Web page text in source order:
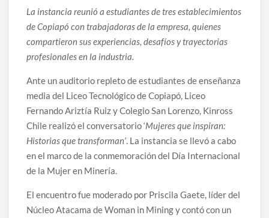
La instancia reunió a estudiantes de tres establecimientos
de Copiapó con trabajadoras de la empresa, quienes
compartieron sus experiencias, desafíos y trayectorias
profesionales en la industria.
Ante un auditorio repleto de estudiantes de enseñanza
media del Liceo Tecnológico de Copiapó, Liceo
Fernando Ariztía Ruiz y Colegio San Lorenzo, Kinross
Chile realizó el conversatorio ‘Mujeres que inspiran:
Historias que transforman’. La instancia se llevó a cabo
en el marco de la conmemoración del Día Internacional
de la Mujer en Minería.
El encuentro fue moderado por Priscila Gaete, líder del
Núcleo Atacama de Woman in Mining y contó con un